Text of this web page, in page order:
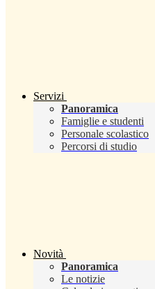
Servizi
Panoramica
Famiglie e studenti
Personale scolastico
Percorsi di studio
Novità
Panoramica
Le notizie